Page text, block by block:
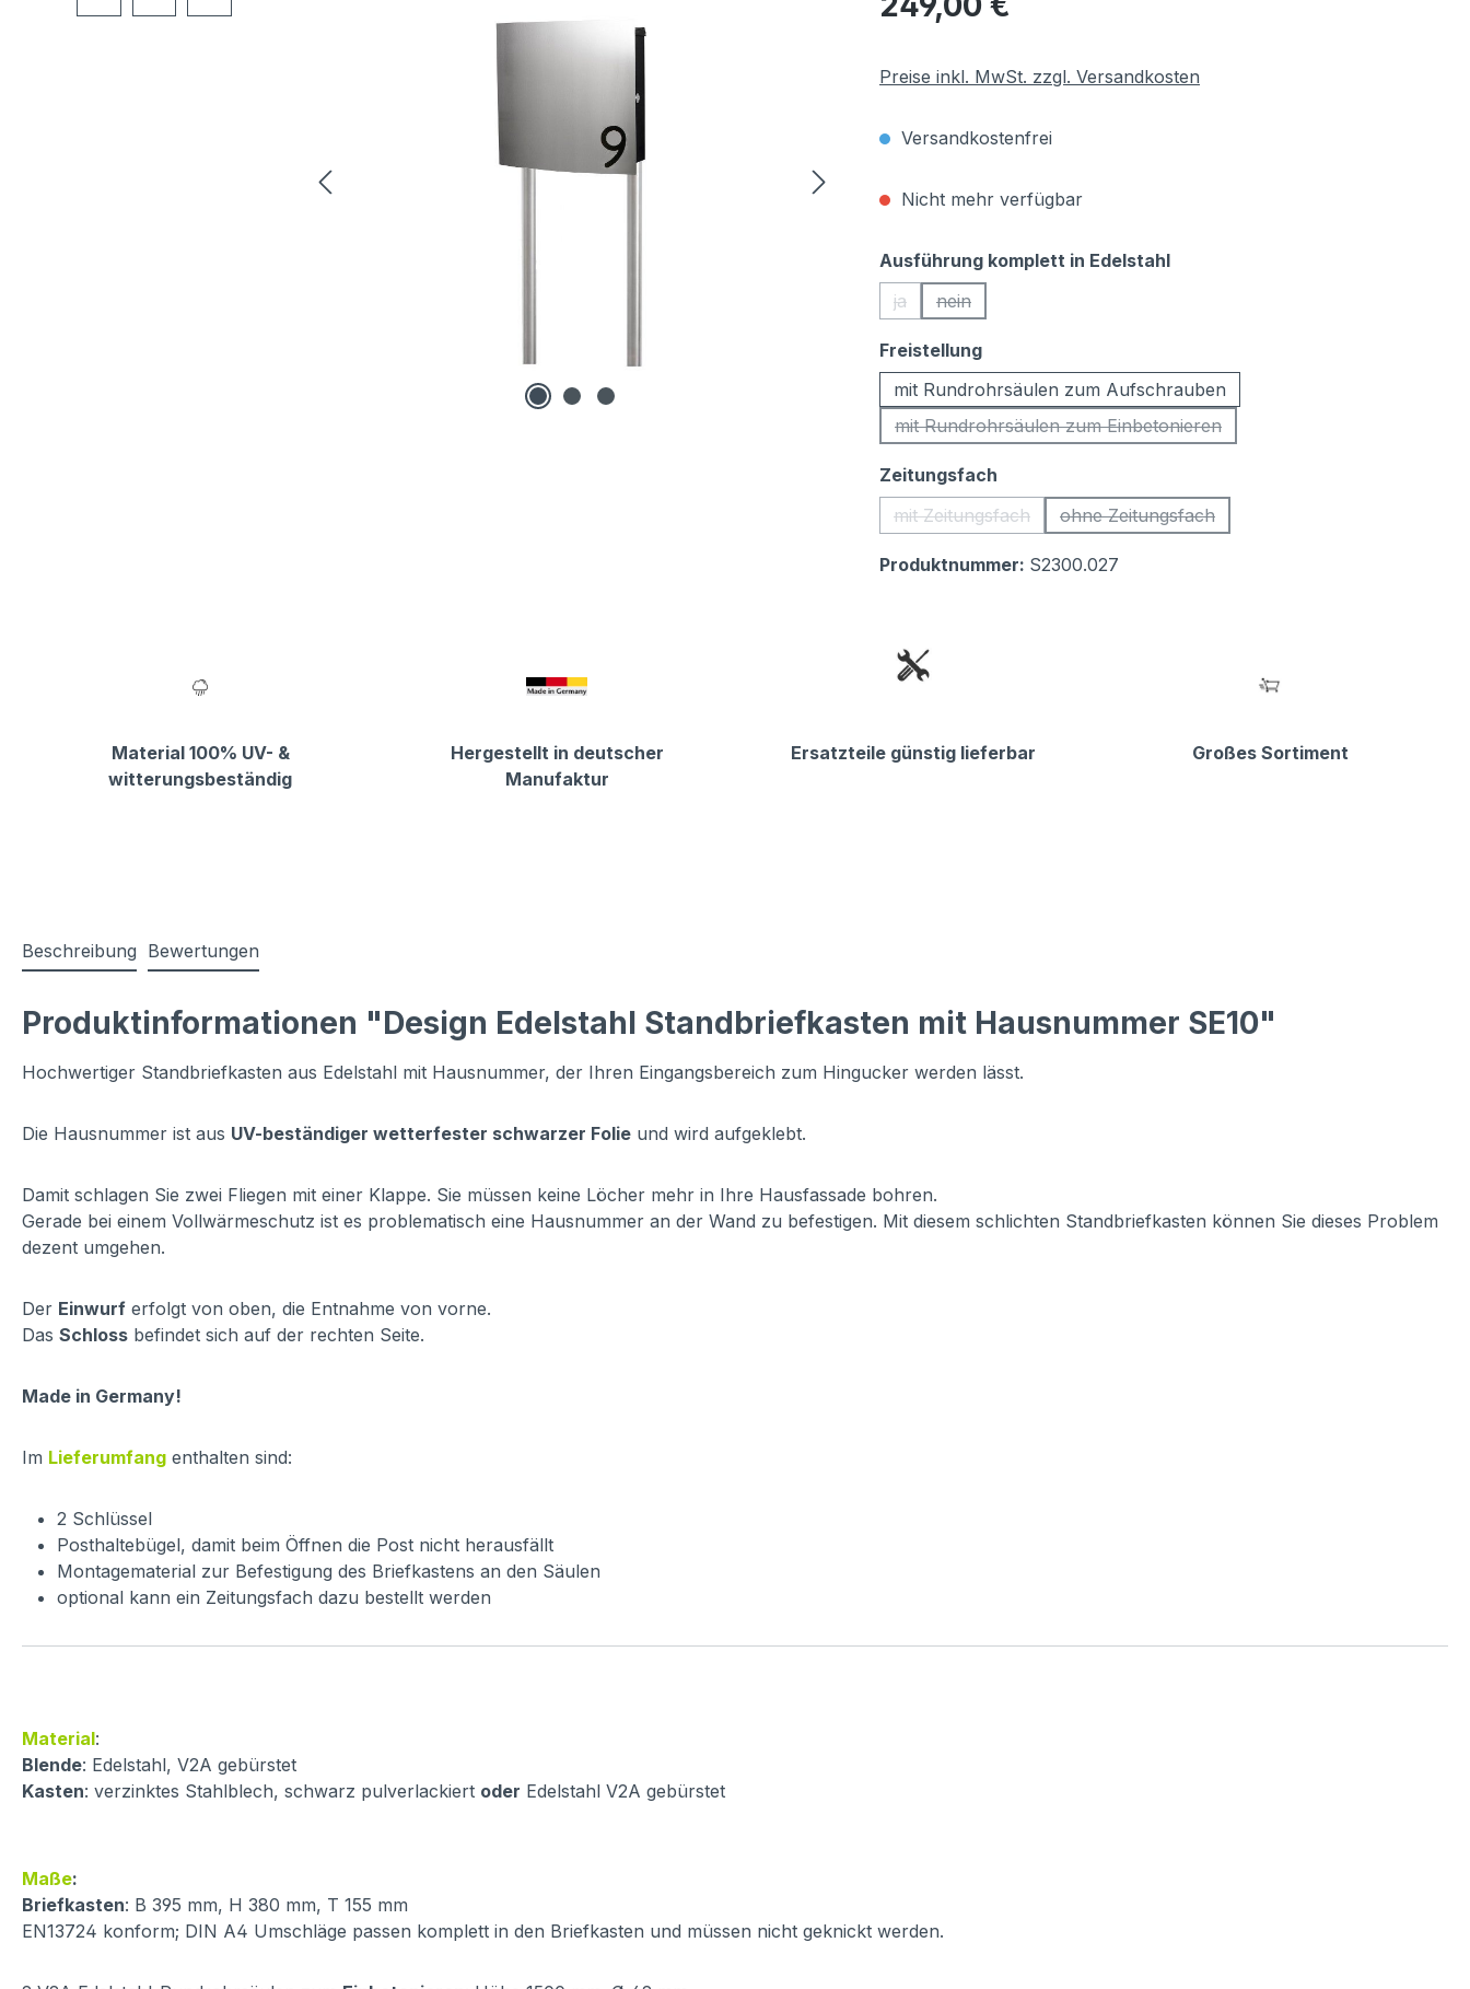
Preise inkl. MwSt. zzgl. Versandkosten
Versandkostenfrei
Nicht mehr verfügbar
Ausführung komplett in Edelstahlauswählen
ja
(Diese Option ist zurzeit nicht verfügbar.)
nein
(Diese Option ist zurzeit nicht verfügbar.)
Freistellungauswählen
mit Rundrohrsäulen zum Aufschrauben
mit Rundrohrsäulen zum Einbetonieren
(Diese Option ist zurzeit nicht verfügbar.)
Zeitungsfach
mit Zeitungsfach
(Diese Option ist zurzeit nicht verfügbar.)
ohne Zeitungsfach
(Diese Option ist zurzeit nicht verfügbar.)
Produktnummer: S2300.027
Material 100% UV- &
witterungsbeständig
Hergestellt in deutscher
Manufaktur
Ersatzteile günstig lieferbar Großes Sortiment
Beschreibung Bewertungen
Produktinformationen "Design Edelstahl Standbriefkasten mit Hausnummer SE10"
Hochwertiger Standbriefkasten aus Edelstahl mit Hausnummer, der Ihren Eingangsbereich zum Hingucker werden lässt.
Die Hausnummer ist aus UV-beständiger wetterfester schwarzer Folie und wird aufgeklebt.
Damit schlagen Sie zwei Fliegen mit einer Klappe. Sie müssen keine Löcher mehr in Ihre Hausfassade bohren.
Gerade bei einem Vollwärmeschutz ist es problematisch eine Hausnummer an der Wand zu befestigen. Mit diesem schlichten Standbriefkasten können Sie dieses Problem
dezent umgehen.
Der Einwurf erfolgt von oben, die Entnahme von vorne.
Das Schloss befindet sich auf der rechten Seite.
Made in Germany!
Im Lieferumfang enthalten sind:
2 Schlüssel
Posthaltebügel, damit beim Öffnen die Post nicht herausfällt
Montagematerial zur Befestigung des Briefkastens an den Säulen
optional kann ein Zeitungsfach dazu bestellt werden
Material:
Blende: Edelstahl, V2A gebürstet
Kasten: verzinktes Stahlblech, schwarz pulverlackiert oder Edelstahl V2A gebürstet
Maße:
Briefkasten: B 395 mm, H 380 mm, T 155 mm
EN13724 konform; DIN A4 Umschläge passen komplett in den Briefkasten und müssen nicht geknickt werden.